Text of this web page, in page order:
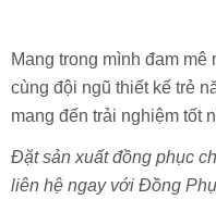
Mang trong mình đam
cùng đội ngũ thiết kế trẻ
mang đến trải nghiệm tốt
Đặt sản xuất đồng phục
liên hệ ngay với Đồng